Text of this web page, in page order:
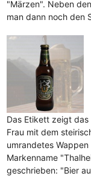
"Märzen". Neben
man dann noch den
Das Etikett zeigt
Frau mit dem
umrandetes
Markenname
geschrieben: "Bier